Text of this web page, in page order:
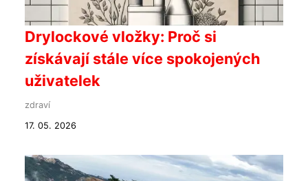
Drylockové vložky: Proč si
získávají stále více spokojených
uživatelek
zdraví
17. 05. 2026